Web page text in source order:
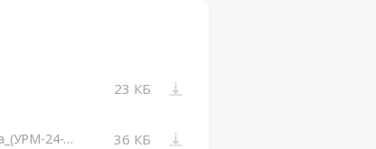
23 КБ
Извещение_о_проведении_опроса_рынка_(УРМ-24-3(НПУ)).docx 36 КБ